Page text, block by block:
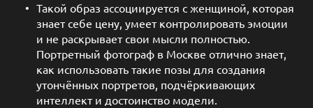
Такой образ ассоциируется с женщиной, которая
знает себе цену, умеет контролировать эмоции
и не раскрывает свои мысли полностью.
Портретный фотограф в Москве отлично знает,
как использовать такие позы для создания
утончённых портретов, подчёркивающих
интеллект и достоинство модели.